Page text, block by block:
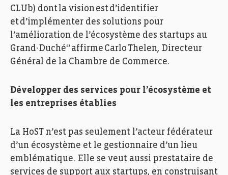
CLUb) dont la vision est d’identifier
et d’implémenter des solutions pour
l’amélioration de l’écosystème des startups au
Grand-Duché‘’ affirme Carlo Thelen, Directeur
Général de la Chambre de Commerce.
Développer des services pour l’écosystème et
les entreprises établies
La HoST n’est pas seulement l’acteur fédérateur
d’un écosystème et le gestionnaire d’un lieu
emblématique. Elle se veut aussi prestataire de
services de support aux startups, en construisant